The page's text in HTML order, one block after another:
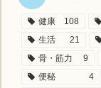
健康 108
生活
21
骨・筋力
9
便秘
4